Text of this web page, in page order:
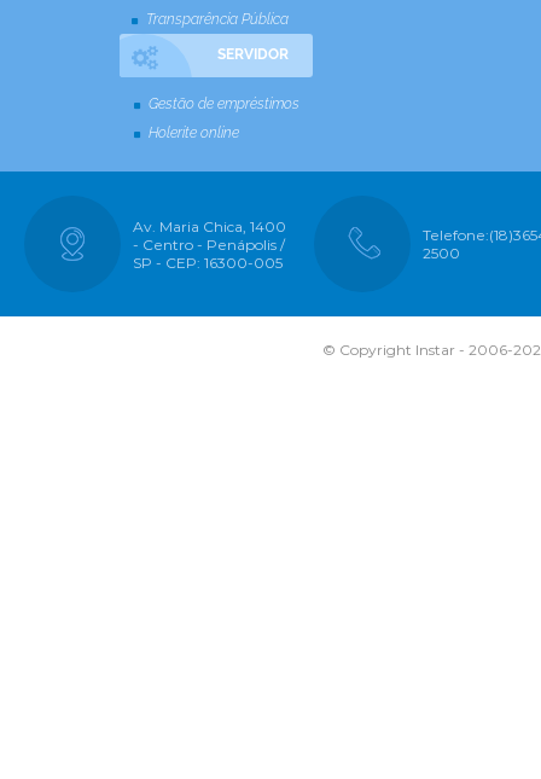
Transparência Pública
SERVIDOR
Gestão de empréstimos
Holerite online
Av. Maria Chica, 1400
- Centro - Penápolis /
SP - CEP: 16300-005
Telefone:
2500
© Copyright Instar - 2006-